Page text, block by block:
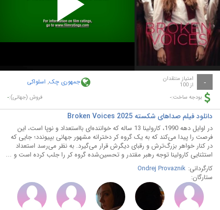
Play
Video
- امتیاز منتقدان
از 100 جمهوری چک, اسلواکی
بودجه ساخت:- فروش (جهانی):-
دانلود فیلم صداهای شکسته Broken Voices 2025
در اوایل دهه 1990، کارولینا 13 ساله که خواننده‌ای بااستعداد و نوپا است، این
فرصت را پیدا می‌کند که به یک گروه کر دخترانه مشهور جهانی بپیوندد؛ جایی که
در کنار خواهر بزرگ‌ترش و رقبای دیگرش قرار می‌گیرد. به نظر می‌رسد استعداد
استثنایی کارولینا توجه رهبر مقتدر و تحسین‌شده گروه کر را جلب کرده است و ...
کارگردانی: Ondrej Provaznik
ستارگان: